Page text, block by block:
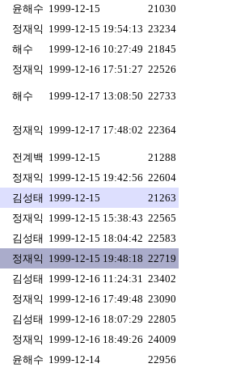
윤해수 1999-12-15
21030
정재익 1999-12-15 19:54:13 23234
해수 1999-12-16 10:27:49 21845
정재익 1999-12-16 17:51:27 22526
해수 1999-12-17 13:08:50 22733
정재익 1999-12-17 17:48:02 22364
전계백 1999-12-15
21288
정재익 1999-12-15 19:42:56 22604
김성태 1999-12-15
21263
정재익 1999-12-15 15:38:43 22565
김성태 1999-12-15 18:04:42 22583
정재익 1999-12-15 19:48:18 22719
김성태 1999-12-16 11:24:31 23402
정재익 1999-12-16 17:49:48 23090
김성태 1999-12-16 18:07:29 22805
정재익 1999-12-16 18:49:26 24009
윤해수 1999-12-14 22956